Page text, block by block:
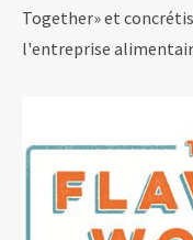
Together» et
l'entreprise